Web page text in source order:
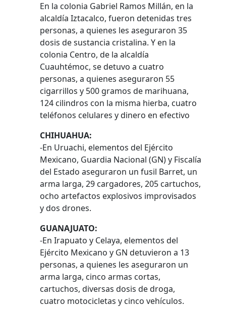
En la colonia Gabriel Ramos Millán, en la
alcaldía Iztacalco, fueron detenidas tres
personas, a quienes les aseguraron 35
dosis de sustancia cristalina. Y en la
colonia Centro, de la alcaldía
Cuauhtémoc, se detuvo a cuatro
personas, a quienes aseguraron 55
cigarrillos y 500 gramos de marihuana,
124 cilindros con la misma hierba, cuatro
teléfonos celulares y dinero en efectivo
CHIHUAHUA:
-En Uruachi, elementos del Ejército
Mexicano, Guardia Nacional (GN) y Fiscalía
del Estado aseguraron un fusil Barret, un
arma larga, 29 cargadores, 205 cartuchos,
ocho artefactos explosivos improvisados
y dos drones.
GUANAJUATO:
-En Irapuato y Celaya, elementos del
Ejército Mexicano y GN detuvieron a 13
personas, a quienes les aseguraron un
arma larga, cinco armas cortas,
cartuchos, diversas dosis de droga,
cuatro motocicletas y cinco vehículos.